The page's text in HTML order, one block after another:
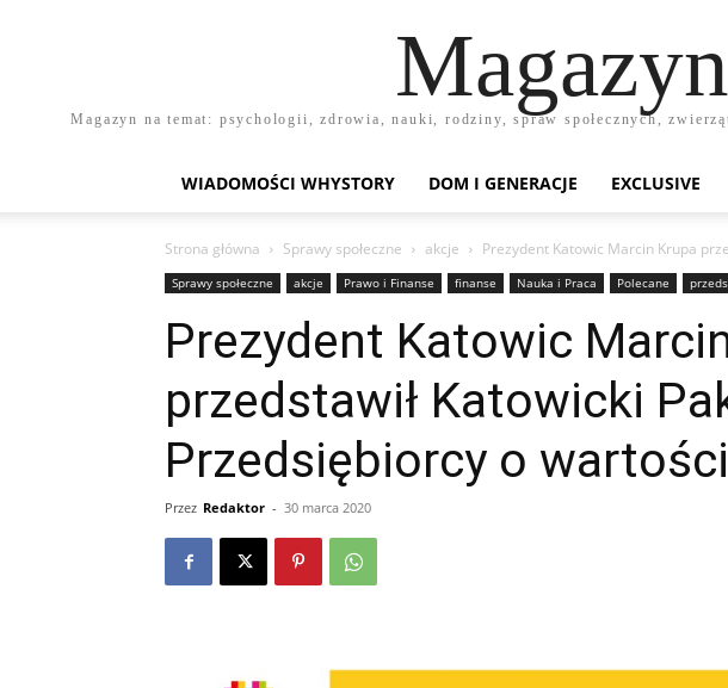
Magazyn na temat: psychologii, zdrowia, nauki, rodziny, spraw społecznych,
WIADOMOŚCI WHYSTORY DOM I GENERACJE EXCLUSIVE
Strona główna Sprawy społeczne akcje Prezydent Katowic Marcin Krupa
Sprawy społeczne akcje Prawo i Finanse finanse Nauka i Praca Polecane
Prezydent Katowic
przedstawił Katowicki
Przedsiębiorcy o
Przez Redaktor - 30 marca 2020